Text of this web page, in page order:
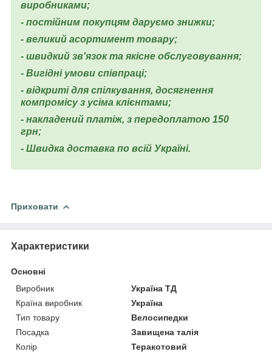
виробниками;
- постійним покупцям даруємо знижки;
- великий асортимент товару;
- швидкий зв'язок та якісне обслуговування;
- Вигідні умови співпраці;
- відкриті для спілкування, досягнення
компромісу з усіма клієнтами;
- накладений платіж, з передоплатою 150
грн;
- Швидка доставка по всій Україні.
Приховати
Характеристики
Основні
Виробник
Україна ТД
Країна виробник
Україна
Тип товару
Велосипедки
Посадка
Завищена талія
Колір
Теракотовий